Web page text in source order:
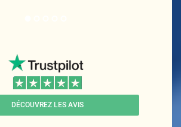
DÉCOUVREZ LES AVIS